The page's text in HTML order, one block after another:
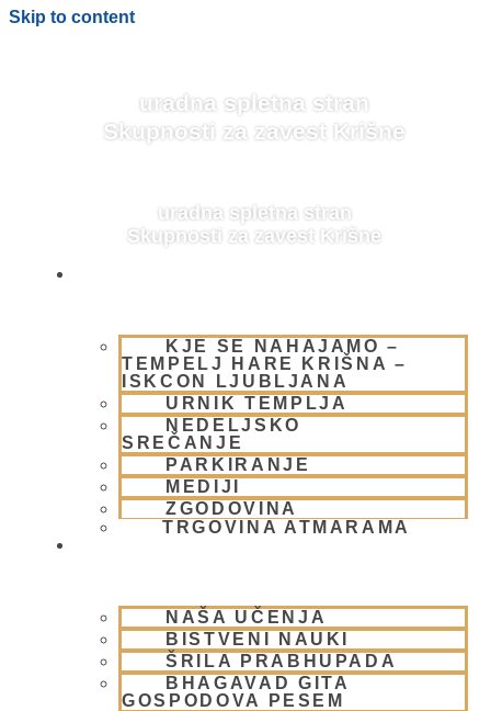
Skip to content
uradna spletna stran
Skupnosti za zavest Krišne
uradna spletna stran
Skupnosti za zavest Krišne
KJE SE NAHAJAMO –
TEMPELJ HARE KRIŠNA –
ISKCON LJUBLJANA
URNIK TEMPLJA
NEDELJSKO
SREČANJE
PARKIRANJE
MEDIJI
ZGODOVINA
TRGOVINA ATMARAMA
NAŠA UČENJA
BISTVENI NAUKI
ŠRILA PRABHUPADA
BHAGAVAD GITA
GOSPODOVA PESEM
E-NOVICE